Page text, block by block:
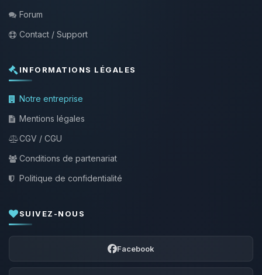
Forum
Contact / Support
INFORMATIONS LÉGALES
Notre entreprise
Mentions légales
CGV / CGU
Conditions de partenariat
Politique de confidentialité
SUIVEZ-NOUS
Facebook